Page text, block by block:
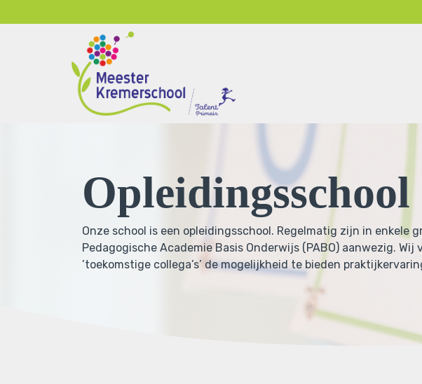
Inspraak & ouderparticipatie
Opleidingsschool
Onze school is een opleidingsschool. Regelmatig zijn in enkele
Pedagogische Academie Basis Onderwijs (PABO) aanwezig.
’toekomstige collega’s’ de mogelijkheid te bieden